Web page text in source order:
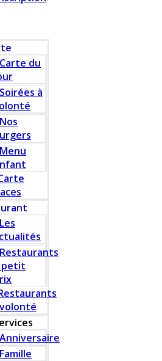
Carte du
Soirées à
Nos
Menu
Les
Restaurants
petit
Anniversaire
Famille